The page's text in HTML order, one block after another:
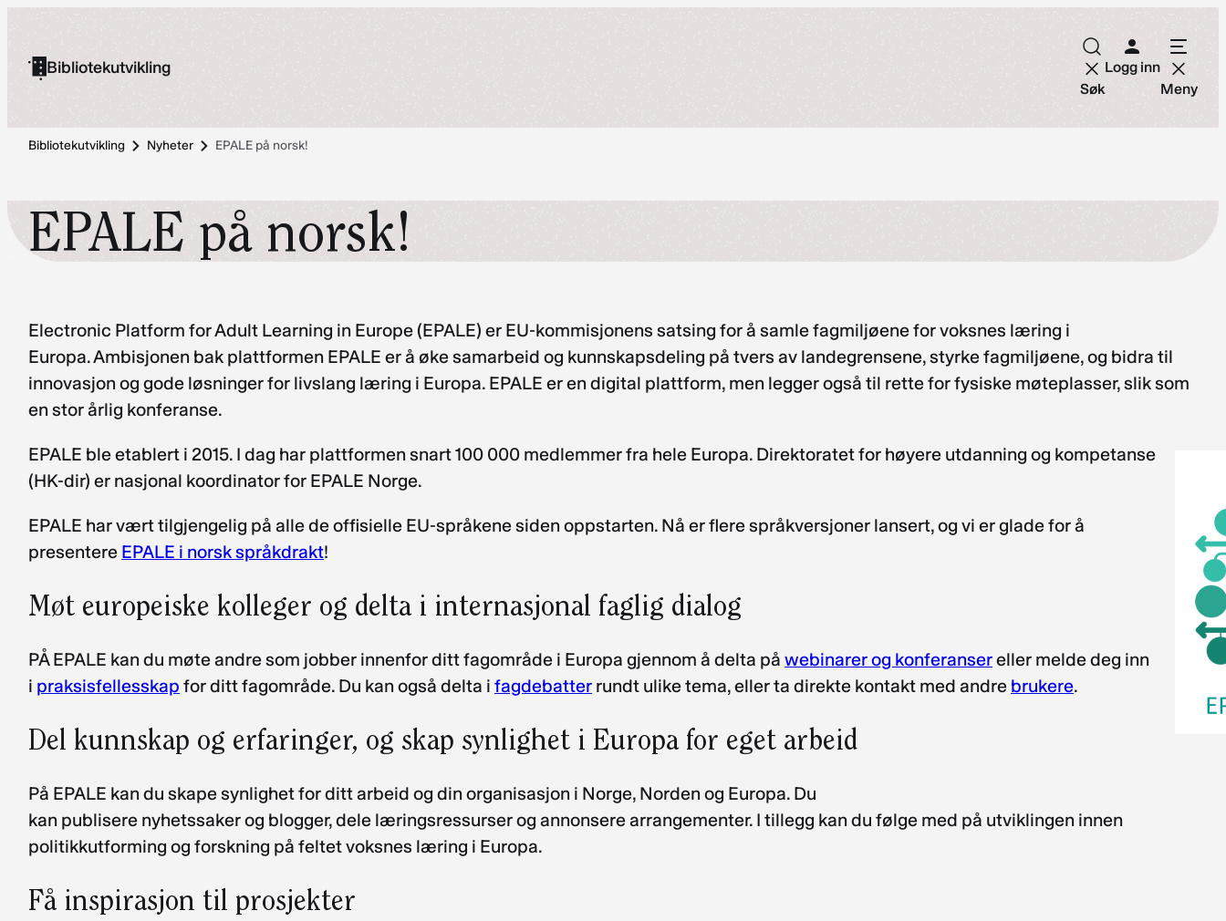
innholdBibliotekutvikling
Søk
Logg inn
Meny
Bibliotekutvikling Nyheter EPALE på norsk!
EPALE på norsk!
Electronic Platform for Adult Learning in Europe (EPALE) er EU-kommisjonens satsing for å samle fagmiljøene for voksnes læring i
Europa. Ambisjonen bak plattformen EPALE er å øke samarbeid og kunnskapsdeling på tvers av landegrensene, styrke fagmiljøene, og bidra til
innovasjon og gode løsninger for livslang læring i Europa. EPALE er en digital plattform, men legger også til rette for fysiske møteplasser, slik som
en stor årlig konferanse.
EPALE ble etablert i 2015. I dag har plattformen snart 100 000 medlemmer fra hele Europa. Direktoratet for høyere utdanning og kompetanse
(HK-dir) er nasjonal koordinator for EPALE Norge.
EPALE har vært tilgjengelig på alle de offisielle EU-språkene siden oppstarten. Nå er flere språkversjoner lansert, og vi er glade for å
presentere EPALE i norsk språkdrakt!
Møt europeiske kolleger og delta i internasjonal faglig dialog
PÅ EPALE kan du møte andre som jobber innenfor ditt fagområde i Europa gjennom å delta påwebinarer og konferansereller melde deg inn
i praksisfellesskap for ditt fagområde. Du kan også delta ifagdebatter rundt ulike tema, eller ta direkte kontakt med andre brukere.
Del kunnskap og erfaringer, og skap synlighet i Europa for eget arbeid
På EPALE kan du skape synlighet for ditt arbeid og din organisasjon i Norge, Norden og Europa. Du
kan publisere nyhetssaker og blogger, dele læringsressurser og annonsere arrangementer. I tillegg kan du følge med på utviklingen innen
politikkutforming og forskning på feltet voksnes læring i Europa.
Få inspirasjon til prosjekter